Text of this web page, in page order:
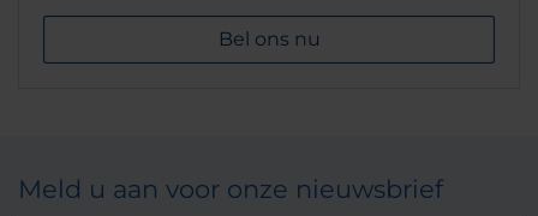
Bel ons nu
Meld u aan voor onze nieuwsbrief